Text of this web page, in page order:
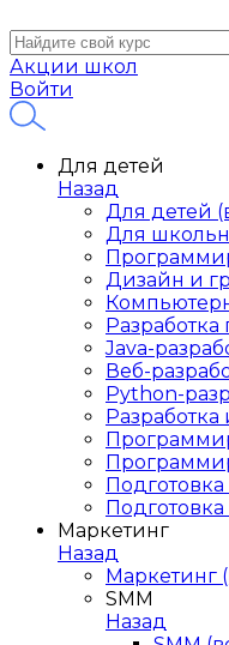
Акции школ
Войти
Для детей
Назад
Для детей
Для
Дизайн и
Java-
Веб-
Python-
Разработка
Подготовка
Маркетинг
Назад
Маркетинг
SMM
Назад